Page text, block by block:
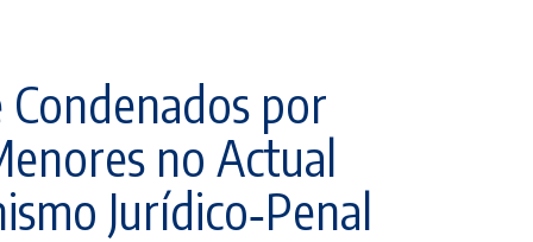
por
no Actual
Jurídico‑Penal